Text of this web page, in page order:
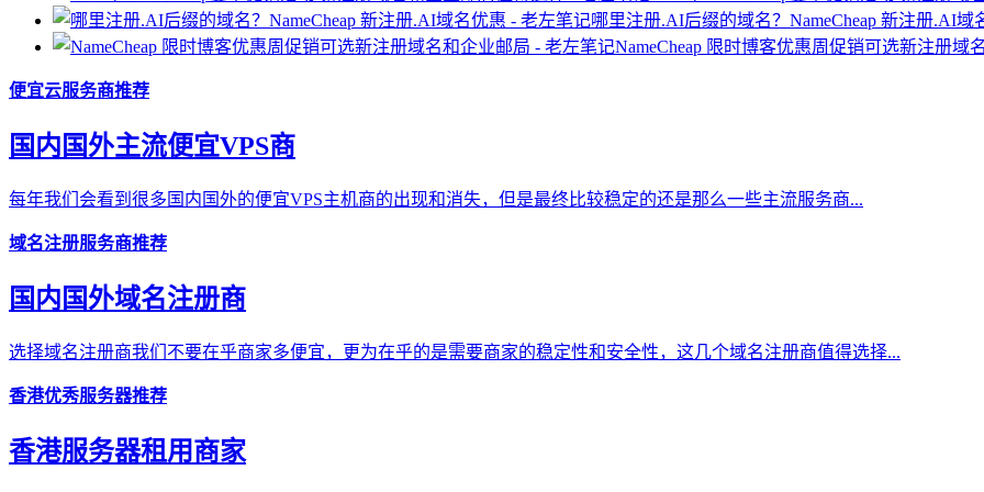
哪里注册.AI后缀的域名？NameCheap 新注册.AI域
NameCheap 限时博客优惠周促销可选新注册域
便宜云服务商推荐
国内国外主流便宜VPS商
每年我们会看到很多国内国外的便宜VPS主机商的出现和消失，但是最终比较稳定的还是那么一些主流服务商...
域名注册服务商推荐
国内国外域名注册商
选择域名注册商我们不要在乎商家多便宜，更为在乎的是需要商家的稳定性和安全性，这几个域名注册商值得选择...
香港优秀服务器推荐
香港服务器租用商家